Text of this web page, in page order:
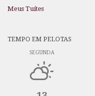
Meus Tuítes
TEMPO EM PELOTAS
SEGUNDA